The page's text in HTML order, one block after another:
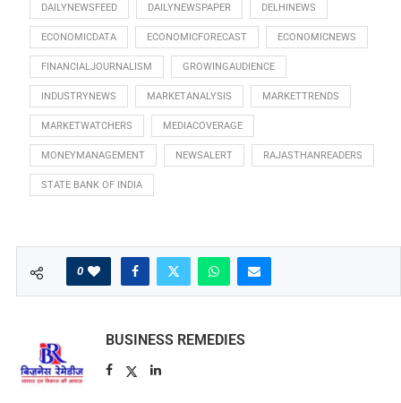
DAILYNEWSFEED DAILYNEWSPAPER DELHINEWS
ECONOMICDATA ECONOMICFORECAST ECONOMICNEWS
FINANCIALJOURNALISM GROWINGAUDIENCE
INDUSTRYNEWS MARKETANALYSIS MARKETTRENDS
MARKETWATCHERS MEDIACOVERAGE
MONEYMANAGEMENT NEWSALERT RAJASTHANREADERS
STATE BANK OF INDIA
0
BUSINESS REMEDIES